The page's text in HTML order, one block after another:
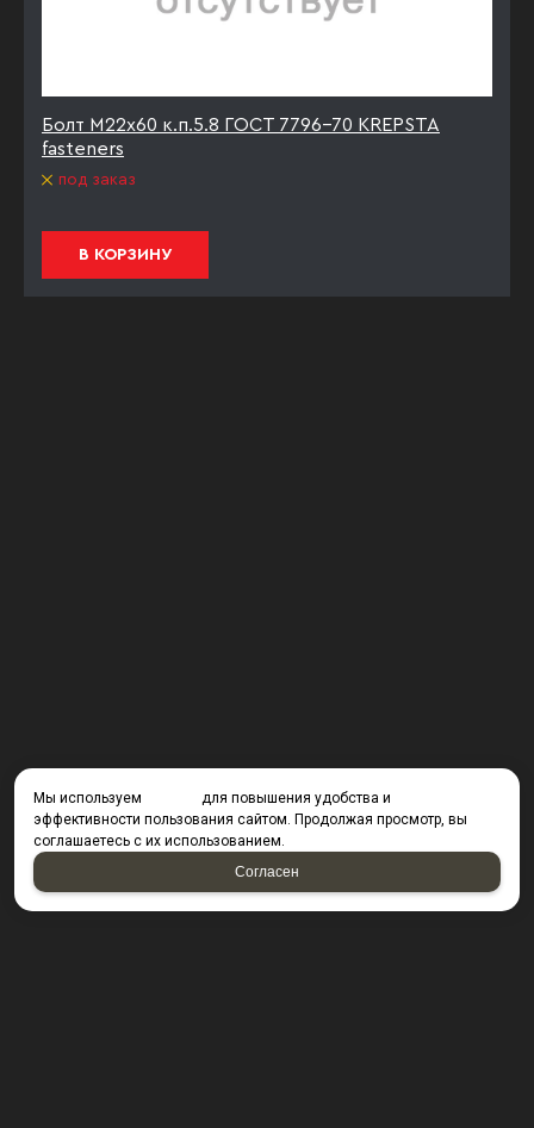
Болт М22х60 к.п.5.8 ГОСТ 7796-70 KREPSTA
fasteners
под заказ
В КОРЗИНУ
Мы используем
для повышения удобства и
эффективности пользования сайтом. Продолжая просмотр, вы
соглашаетесь с их использованием.
Согласен